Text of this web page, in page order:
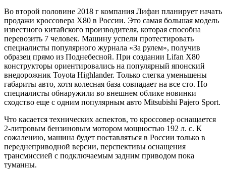
Во второй половине 2018 г компания Лифан планирует начать
продажи кроссовера X80 в России. Это самая большая модель
известного китайского производителя, которая способна
перевозить 7 человек. Машину успели протестировать
специалисты популярного журнала «За рулем», получив
образец прямо из Поднебесной. При создании Lifan X80
конструкторы ориентировались на популярный японский
внедорожник Toyota Highlander. Только слегка уменьшены
габариты авто, хотя колесная база совпадает на все сто. Но
специалисты обнаружили во внешнем облике новинки
сходство еще с одним популярным авто Mitsubishi Pajero Sport.
Что касается технических аспектов, то кроссовер оснащается
2-литровым бензиновым мотором мощностью 192 л. с. К
сожалению, машина будет поставляться в России только в
переднеприводной версии, перспективы оснащения
трансмиссией с подключаемым задним приводом пока
туманны.